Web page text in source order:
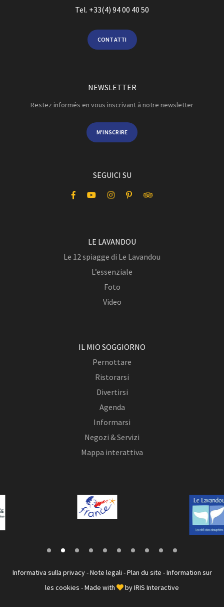
Tel. +33(4) 94 00 40 50
CONTATTI
NEWSLETTER
Restez informés en vous inscrivant à notre newsletter
M'INSCRIRE
SEGUICI SU
LE LAVANDOU
Le 12 spiagge di Le Lavandou
L’essenziale
Foto
Video
IL MIO SOGGIORNO
Pernottare
Ristorarsi
Divertirsi
Agenda
Informarsi
Negozi & Servizi
Mappa interattiva
Informativa sulla privacy-Note legali -Plan du site -Information sur
les cookies - Made with byIRIS Interactive